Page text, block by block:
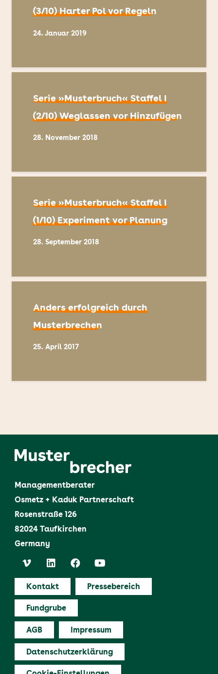
(3/10) Harter Pol vor Regeln
24. Januar 2019
Serie »Musterbruch« Staffel I
(2/10) Weglassen vor Hinzufügen
28. November 2018
Serie »Musterbruch« Staffel I
(1/10) Experiment vor Planung
28. September 2018
Anders erfolgreich durch
Musterbrechen
25. April 2017
Managementberater
Osmetz + Kaduk Partnerschaft
Rosenstraße 126
82024 Taufkirchen
Germany
Kontakt Pressebereich
Fundgrube
AGB Impressum
Datenschutzerklärung